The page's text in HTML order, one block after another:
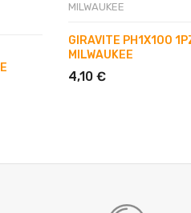
MILWAUKEE
GIRAVITE PH1X100
MILWAUKEE
4,10 €